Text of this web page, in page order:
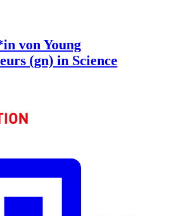
von Young
(gn) in Science